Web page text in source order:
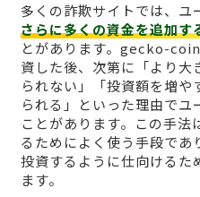
多くの詐欺サイトでは、ユ
さらに多くの資金を追加す
とがあります。gecko-
資した後、次第に「より
られない」「投資額を増
られる」といった理由でユ
ことがあります。この手
るためによく使う手段であ
投資するように仕向けるた
ます。